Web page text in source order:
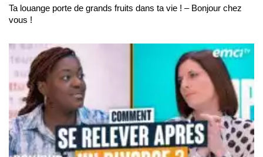
Ta louange porte de grands fruits dans ta vie ! – Bonjour chez
vous !